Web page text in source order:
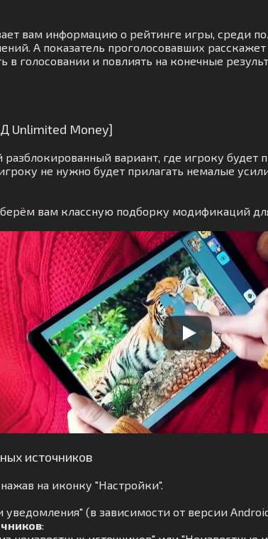
вам информацию о рейтинге игры, среди
А показатель проголосовавших
голосовании и повлиять на конечные
Unlimited Money]
вариант, где игроку
не нужно будет прилагать немалые
вам классную подборку модификаций
источников
на иконку "Настройки".
(в зависимости от версии
: